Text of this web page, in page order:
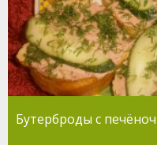
Бутерброды с